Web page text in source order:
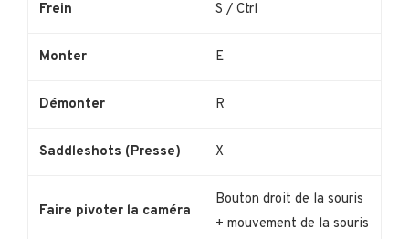
Frein S / Ctrl
Monter E
Démonter R
Saddleshots (Presse) X
Faire pivoter la caméra
Bouton droit de la souris
+ mouvement de la souris